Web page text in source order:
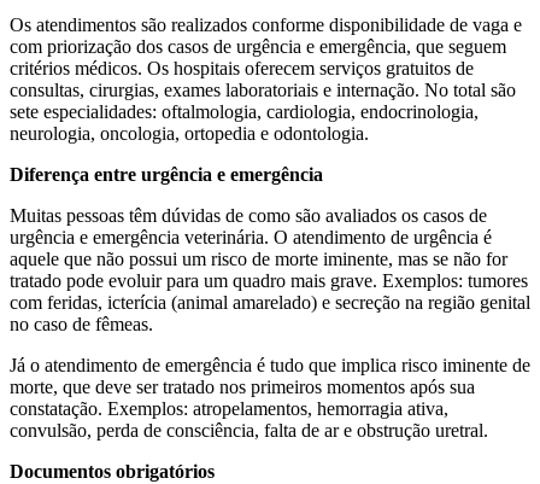
Os atendimentos são realizados conforme disponibilidade de vaga e
com priorização dos casos de urgência e emergência, que seguem
critérios médicos. Os hospitais oferecem serviços gratuitos de
consultas, cirurgias, exames laboratoriais e internação. No total são
sete especialidades: oftalmologia, cardiologia, endocrinologia,
neurologia, oncologia, ortopedia e odontologia.
Diferença entre urgência e emergência
Muitas pessoas têm dúvidas de como são avaliados os casos de
urgência e emergência veterinária. O atendimento de urgência é
aquele que não possui um risco de morte iminente, mas se não for
tratado pode evoluir para um quadro mais grave. Exemplos: tumores
com feridas, icterícia (animal amarelado) e secreção na região genital
no caso de fêmeas.
Já o atendimento de emergência é tudo que implica risco iminente de
morte, que deve ser tratado nos primeiros momentos após sua
constatação. Exemplos: atropelamentos, hemorragia ativa,
convulsão, perda de consciência, falta de ar e obstrução uretral.
Documentos obrigatórios